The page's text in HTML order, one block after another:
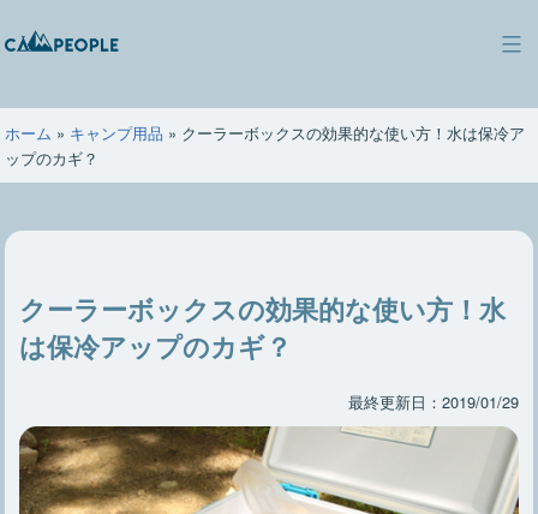
ン
ツ
へ
ス
ッ
キ
ン
ピ
ー
ホーム » キャンプ用品 » クーラーボックスの効果的な使い方！水は保冷ア
ップのカギ？
クーラーボックスの効果的な使い方！水
は保冷アップのカギ？
最終更新日：2019/01/29